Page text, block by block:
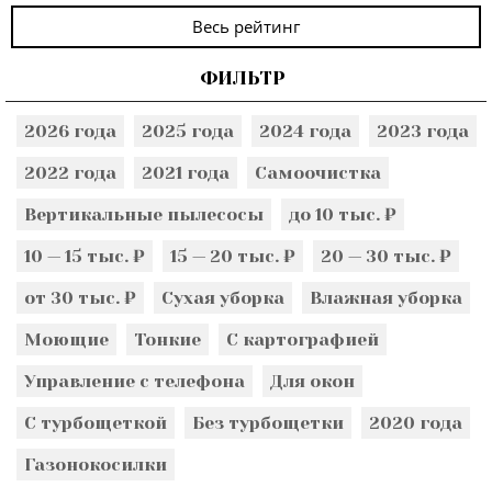
Весь рейтинг
ФИЛЬТР
2026 года 2025 года 2024 года
2023 года
2022 года
2021 года
Самоочистка
Вертикальные пылесосы
до 10 тыс. ₽
10 — 15 тыс. ₽
15 — 20 тыс. ₽
20 — 30 тыс. ₽
от 30 тыс. ₽
Сухая уборка
Влажная уборка
Моющие
Тонкие
С картографией
Управление с телефона
Для окон
С турбощеткой
Без турбощетки
2020 года
Газонокосилки